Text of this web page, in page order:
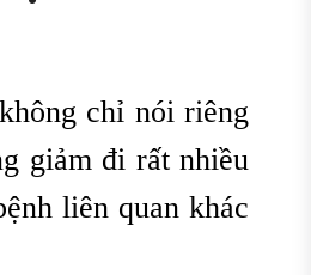
chỉ nói riêng
giảm đi rất nhiều
liên quan khác